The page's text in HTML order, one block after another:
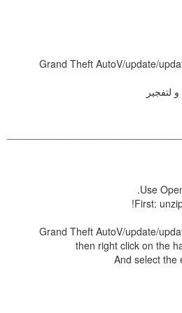
Grand Theft AutoV/update/
لتفجير
Use
First:
Grand Theft AutoV/update/
then right click on the
And select the